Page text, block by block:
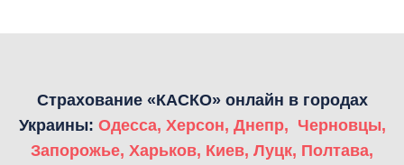
Страхование «КАСКО» онлайн в городах
Украины: Одесса, Херсон, Днепр, Черновцы,
Запорожье, Харьков, Киев, Луцк, Полтава,